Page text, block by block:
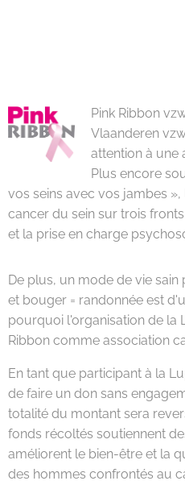
Pink Ribbon
Vlaanderen
attention à une
Plus encore
vos seins avec vos jambes
cancer du sein sur trois
et la prise en charge
De plus, un mode de vie
et bouger = randonnée est
pourquoi l'organisation de la
Ribbon comme association
En tant que participant à la
de faire un don sans
totalité du montant sera
fonds récoltés soutiennent
améliorent le bien-être et la
des hommes confrontés au